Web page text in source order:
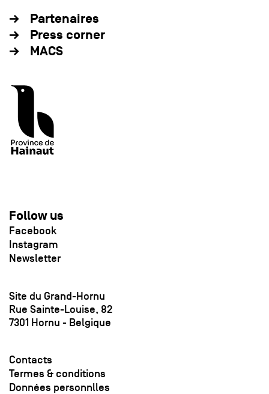
Partenaires
Press corner
MACS
Follow us
Facebook
Instagram
Newsletter
Site du Grand-Hornu
Rue Sainte-Louise, 82
7301 Hornu - Belgique
Contacts
Termes & conditions
Données personnlles